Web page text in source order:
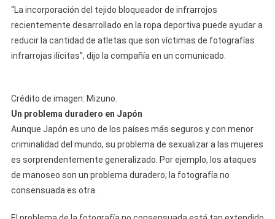
“La incorporación del tejido bloqueador de infrarrojos
recientemente desarrollado en la ropa deportiva puede ayudar a
reducir la cantidad de atletas que son víctimas de fotografías
infrarrojas ilícitas”, dijo la compañía en un comunicado.
Crédito de imagen: Mizuno.
Un problema duradero en Japón
Aunque Japón es uno de los países más seguros y con menor
criminalidad del mundo, su problema de sexualizar a las mujeres
es sorprendentemente generalizado. Por ejemplo, los ataques
de manoseo son un problema duradero; la fotografía no
consensuada es otra.